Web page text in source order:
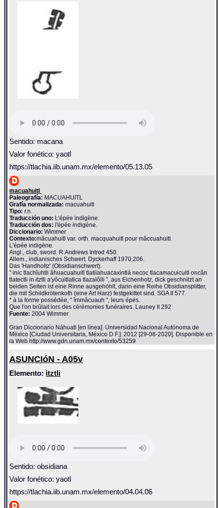
Sentido: macana
Valor fonético: yaotl
https://tlachia.iib.unam.mx/elemento/05.13.05
macuahuitl
Paleografía: MACUAHUITL
Grafía normalizada: macuahuitl
Tipo: r.n.
Traducción uno: L'épée indigène.
Traducción dos: l'épée indigène.
Diccionario:Wimmer
Contexto:mâcuahuitl var. orth. macquahuitl pour mâccuahuitl.
L'épée indigène.
Angl., club, sword. R.Andrews Introd 450.
Allem., indianisches Schwert. Dyckerhaff 1970,206.
Das 'Handholtz' (Obsidianschwert).
" inic tlachîuhtli âhuacuahuitl tlatilahuacaxintlá necoc tlacamacuicuitl oncân
tlatectli in itztli a'yôcuitlatica tlazalôlli ", aus Eichenhotz, dick geschnitzt an
beiden Seiten ist eine Rinne ausgehöhlt, darin eine Reihe Obsidiansplitter,
die mit Schildkrötenkoth (eine Art Harz) festgekittet sind. SGA II 577.
* à la forme possédée, " îmmâcuauh ", leurs épés.
Que l'on brûlait lors des cérémonies funéraires. Launey II 292
Fuente: 2004 Wimmer
Gran Diccionario Náhuatl [en línea]. Universidad Nacional Autónoma de
México [Ciudad Universitaria, México D.F.]: 2012 [29-08-2020]. Disponible en
la Web http://www.gdn.unam.mx/contexto/53259
ASUNCIóN - A05v
Elemento: itztli
Sentido: obsidiana
Valor fonético: yaotl
https://tlachia.iib.unam.mx/elemento/04.04.06